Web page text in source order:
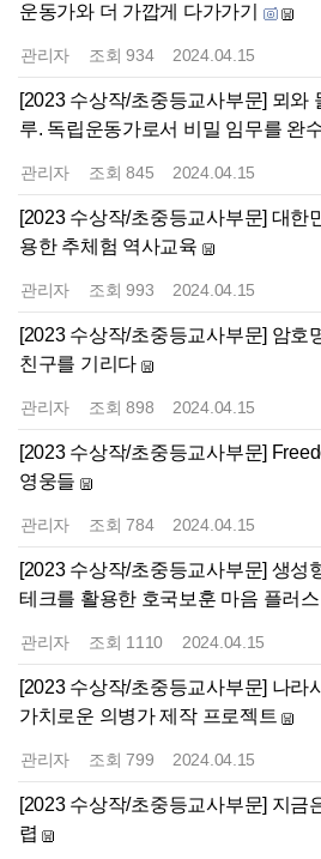
운동가와 더 가깝게 다가가기
관리자 조회934 2024.04.15
[2023 수상작/초중등교사부문] 뫼와
루. 독립운동가로서 비밀 임무를 완
관리자 조회845 2024.04.15
[2023 수상작/초중등교사부문] 대한
용한 추체험 역사교육
관리자 조회993 2024.04.15
[2023 수상작/초중등교사부문] 암호
친구를 기리다
관리자 조회898 2024.04.15
[2023 수상작/초중등교사부문]
영웅들
관리자 조회784 2024.04.15
[2023 수상작/초중등교사부문] 생성
테크를 활용한 호국보훈 마음 플러
관리자 조회 1110 2024.04.15
[2023 수상작/초중등교사부문] 나라
가치로운 의병가 제작 프로젝트
관리자 조회799 2024.04.15
[2023 수상작/초중등교사부문] 지금
렵